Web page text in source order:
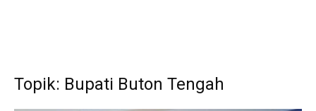
Topik: Bupati Buton Tengah